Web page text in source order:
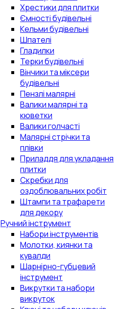
Хрестики для плитки
Ємності будівельні
Кельми будівельні
Шпателі
Гладилки
Терки будівельні
Вінчики та міксери
будівельні
Пензлі малярні
Валики малярні та
кюветки
Валики голчасті
Малярні стрічки та
плівки
Приладдя для укладання
плитки
Скребки для
оздоблювальних робіт
Штампи та трафарети
для декору
Ручний інструмент
Набори інструментів
Молотки, киянки та
кувалди
Шарнірно-губцевий
інструмент
Викрутки та набори
викруток